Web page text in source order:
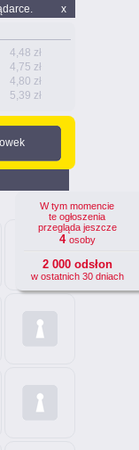
x
4,48 zł
4,75 zł
4,80 zł
5,39 zł
W tym momencie
te ogłoszenia
przegląda jeszcze
4 osoby
2 000 odsłon
w ostatnich 30 dniach